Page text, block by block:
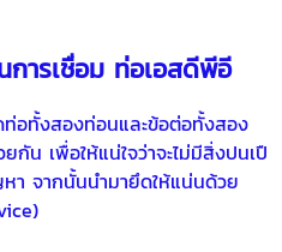
การเชื่อม ท่อเอสดีพีอี
ท่อทั้งสองท่อนและข้อต่อทั้งสอง
กัน เพื่อให้แน่ใจว่าจะไม่มีสิ่งปนเปื
า จากนั้นนำมายึดให้แน่นด้วย